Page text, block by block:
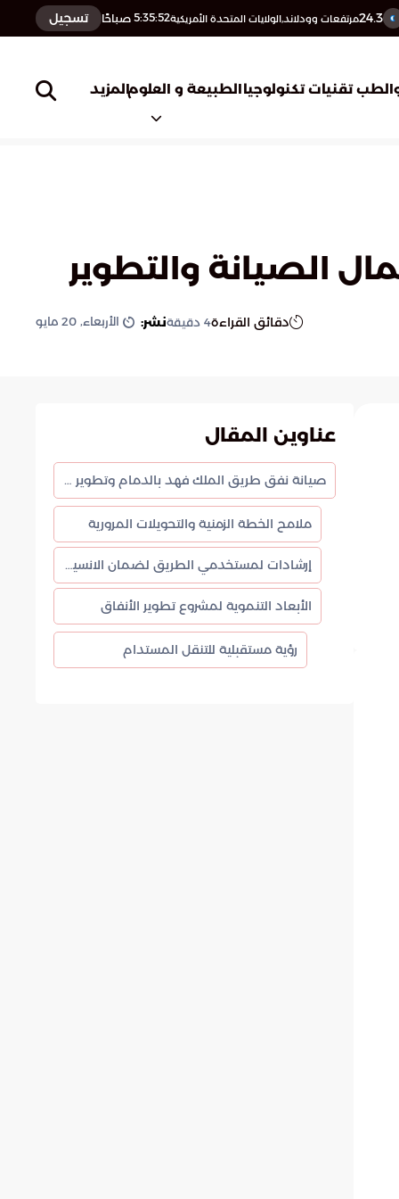
24.3مرتفعات وودلاند,الولايات المتحدة الأمريكية5:35:53 صباحًا تسجيل
تقنيات تكنولوجياالطبيعة و العلومالمزيد
الصيانة والتطوير
دقائق القراءة4 دقيقةنشر: الأربعاء, 20 مايو
عناوين المقال
صيانة نفق طريق الملك فهد بالدمام وتطوير البنية التحتية
ملامح الخطة الزمنية والتحويلات المرورية
إرشادات لمستخدمي الطريق لضمان الانسيابية
الأبعاد التنموية لمشروع تطوير الأنفاق
رؤية مستقبلية للتنقل المستدام